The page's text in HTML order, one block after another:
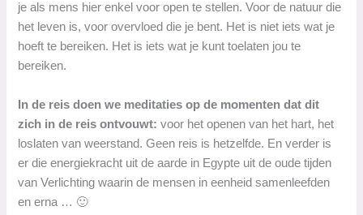
je als mens hier enkel voor open te stellen. Voor de natuur die
het leven is, voor overvloed die je bent. Het is niet iets wat je
hoeft te bereiken. Het is iets wat je kunt toelaten jou te
bereiken.
In de reis doen we meditaties op de momenten dat dit
zich in de reis ontvouwt: voor het openen van het hart, het
loslaten van weerstand. Geen reis is hetzelfde. En verder is
er die energiekracht uit de aarde in Egypte uit de oude tijden
van Verlichting waarin de mensen in eenheid samenleefden
en erna … 🙂